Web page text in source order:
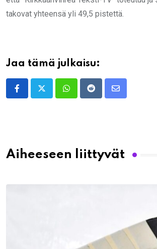
takovat yhteensä yli 49,5 pistettä.
Jaa tämä julkaisu:
WhatsappRedditShare
Aiheeseen liittyvät